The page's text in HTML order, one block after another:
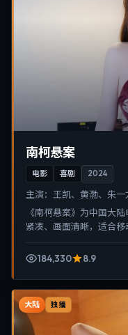
南柯悬案
电影 喜剧 2024
主演： 王凯、黄渤、朱一
《南柯悬案》为中国大
紧凑、画面清晰，适合
184,330
8.9
大陆 独播